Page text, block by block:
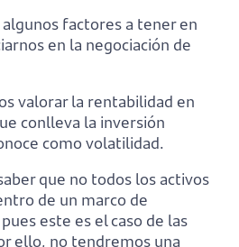
factores a tener en
en la negociación de
valorar la rentabilidad en
conlleva la inversión
como volatilidad.
que no todos los activos
de un marco de
este es el caso de las
ello, no tendremos una